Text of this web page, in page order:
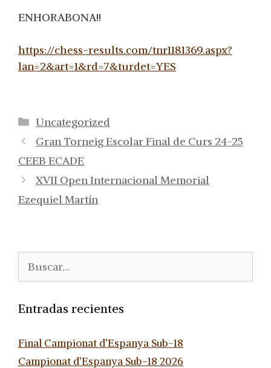
ENHORABONA!!
https://chess-results.com/tnr1181369.aspx?
lan=2&art=1&rd=7&turdet=YES
Categorías
Uncategorized
Gran Torneig Escolar Final de Curs 24-25
CEEB ECADE
XVII Open Internacional Memorial
Ezequiel Martín
Entradas recientes
Final Campionat d’Espanya Sub-18
Campionat d’Espanya Sub-18 2026